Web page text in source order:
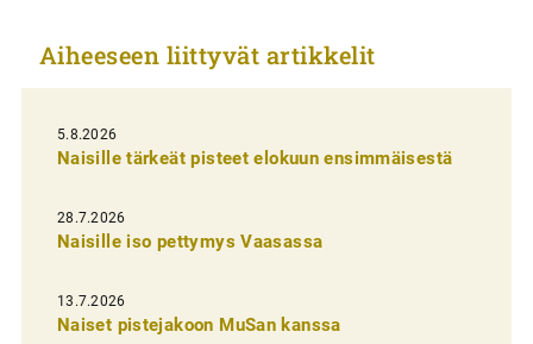
e
i
e
n
s
e
l
Aiheeseen liittyvät artikkelit
5.8.2026
Naisille tärkeät pisteet elokuun ensimmäisestä
28.7.2026
Naisille iso pettymys Vaasassa
13.7.2026
Naiset pistejakoon MuSan kanssa